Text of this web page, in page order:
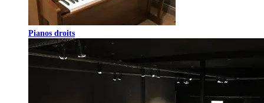
Pianos droits